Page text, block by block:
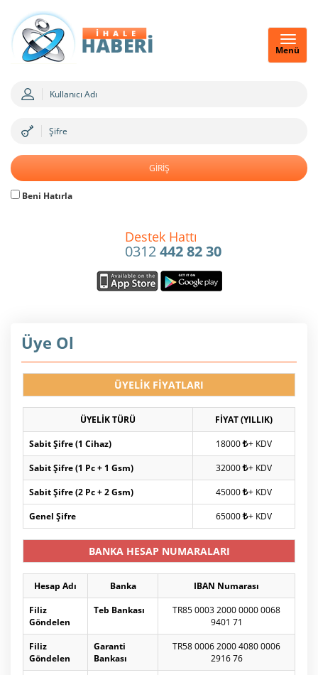
Menü
Beni Hatırla
Destek Hattı
0312442 82 30
Üye Ol
ÜYELİK FİYATLARI
ÜYELİK TÜRÜ
FİYAT (YILLIK)
Sabit Şifre (1 Cihaz)
18000 + KDV
Sabit Şifre (1 Pc + 1 Gsm)
32000 + KDV
Sabit Şifre (2 Pc + 2 Gsm)
45000 + KDV
Genel Şifre
65000 + KDV
BANKA HESAP NUMARALARI
Hesap Adı Banka
IBAN Numarası
Filiz
Göndelen
Teb Bankası
TR85 0003 2000 0000 0068
9401 71
Filiz
Göndelen
Garanti
Bankası
TR58 0006 2000 4080 0006
2916 76